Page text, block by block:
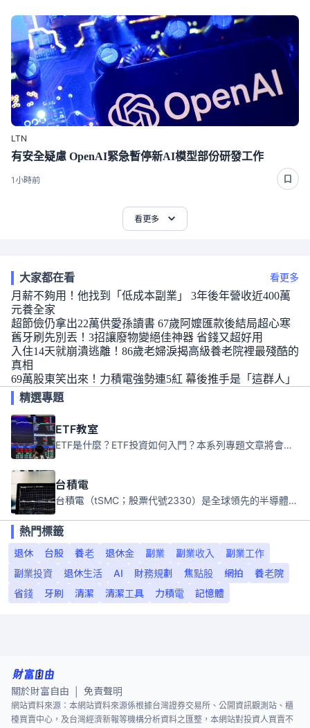
LTN
有安全疑慮 OpenAI緊急暫停新AI模型部份研發工作
1小時前
看更多
大家都在看 看更多
月薪不夠用！他找到「低成本副業」 3年後年營收近400萬
元養全家
超節儉仍拿出22萬供愛孫讀書 67歲阿嬤匯款後結局超心寒
舊牙刷先別丟！3招讓廢物變絕佳神器 省錢又超好用
入住14天就崩潰逃離！86歲老婦淚揭高級養老院裡最殘酷的
真相
69萬股東笑出來！力積電強勢連5紅 幕後推手是「這群人」
精選專題
ETF教室
ETF是什麼？ETF投資如何入門？本系列專題文章將會告訴你新手必須知道的ETF基礎知識。
台積電
台積電（tSMC；股票代號2330）是全球領先的半導體代工公司，成立於1987年，總部位於台灣新竹。且已於美國、日本、德國及中國設廠，台積電是全球首家專業積體電路製造服務公司，也是全球最先進和最大規模的半導體代工廠。
熱門標籤
退休
台股 養老 退休金 副業 副業收入
副業工作
副業投資
退休生活 AI 財務規劃 焦點股 網拍
養老院
省錢
牙刷 清潔 清潔工具 力積電 記憶體
關於財富自由 免責聲明
網站資料來源：本網站資料來源係根據台灣證券交易所、公開資訊觀測站、櫃
檯買賣中心，及台灣經濟新報等機構分析資料之匯整，本網站對投資人買賣不